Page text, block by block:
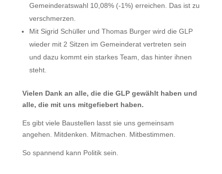
Gemeinderatswahl 10,08% (-1%) erreichen. Das ist zu
verschmerzen.
Mit Sigrid Schüller und Thomas Burger wird die GLP
wieder mit 2 Sitzen im Gemeinderat vertreten sein
und dazu kommt ein starkes Team, das hinter ihnen
steht.
Vielen Dank an alle, die die GLP gewählt haben und
alle, die mit uns mitgefiebert haben.
Es gibt viele Baustellen lasst sie uns gemeinsam
angehen. Mitdenken. Mitmachen. Mitbestimmen.
So spannend kann Politik sein.